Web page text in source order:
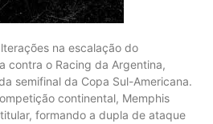
na escalação do
contra o Racing da Argentina,
semifinal da Copa Sul-Americana.
continental, Memphis
formando a dupla de ataque